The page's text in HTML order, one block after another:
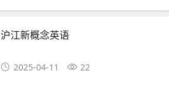
沪江新概念英语
2025-04-11 22